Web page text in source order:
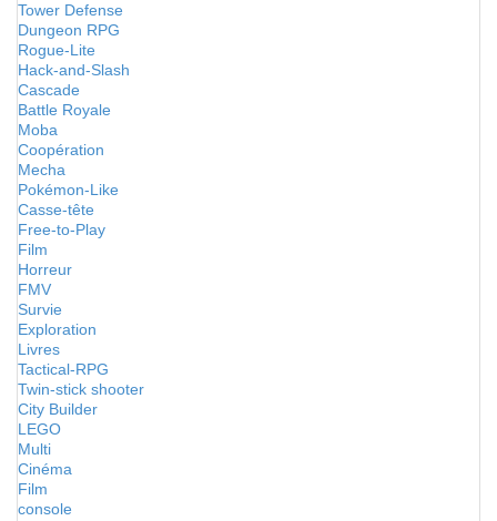
Tower Defense
Dungeon RPG
Rogue-Lite
Hack-and-Slash
Cascade
Battle Royale
Moba
Coopération
Mecha
Pokémon-Like
Casse-tête
Free-to-Play
Film
Horreur
FMV
Survie
Exploration
Livres
Tactical-RPG
Twin-stick shooter
City Builder
LEGO
Multi
Cinéma
Film
console